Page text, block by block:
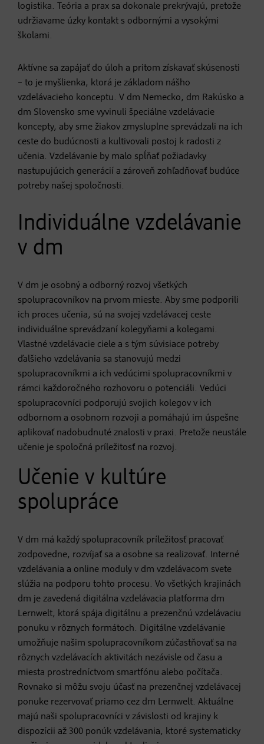
logistika. Teória a prax sa dokonale prekrývajú, pretože
udržiavame úzky kontakt s odbornými a vysokými
školami.
Aktívne sa zapájať do úloh a pritom získavať skúsenosti
– to je myšlienka, ktorá je základom nášho
vzdelávacieho konceptu. V dm Nemecko, dm Rakúsko a
dm Slovensko sme vyvinuli špeciálne vzdelávacie
koncepty, aby sme žiakov zmysluplne sprevádzali na ich
ceste do budúcnosti a kultivovali postoj k radosti z
učenia. Vzdelávanie by malo spĺňať požiadavky
nastupujúcich generácií a zároveň zohľadňovať budúce
potreby našej spoločnosti.
Individuálne vzdelávanie
v dm
V dm je osobný a odborný rozvoj všetkých
spolupracovníkov na prvom mieste. Aby sme podporili
ich proces učenia, sú na svojej vzdelávacej ceste
individuálne sprevádzaní kolegyňami a kolegami.
Vlastné vzdelávacie ciele a s tým súvisiace potreby
ďalšieho vzdelávania sa stanovujú medzi
spolupracovníkmi a ich vedúcimi spolupracovníkmi v
rámci každoročného rozhovoru o potenciáli. Vedúci
spolupracovníci podporujú svojich kolegov v ich
odbornom a osobnom rozvoji a pomáhajú im úspešne
aplikovať nadobudnuté znalosti v praxi. Pretože neustále
učenie je spoločná príležitosť na rozvoj.
Učenie v kultúre
spolupráce
V dm má každý spolupracovník príležitosť pracovať
zodpovedne, rozvíjať sa a osobne sa realizovať. Interné
vzdelávania a online moduly v dm vzdelávacom svete
slúžia na podporu tohto procesu. Vo všetkých krajinách
dm je zavedená digitálna vzdelávacia platforma dm
Lernwelt, ktorá spája digitálnu a prezenčnú vzdelávaciu
ponuku v rôznych formátoch. Digitálne vzdelávanie
umožňuje našim spolupracovníkom zúčastňovať sa na
rôznych vzdelávacích aktivitách nezávisle od času a
miesta prostredníctvom smartfónu alebo počítača.
Rovnako si môžu svoju účasť na prezenčnej vzdelávacej
ponuke rezervovať priamo cez dm Lernwelt. Aktuálne
majú naši spolupracovníci v závislosti od krajiny k
dispozícii až 300 ponúk vzdelávania, ktoré systematicky